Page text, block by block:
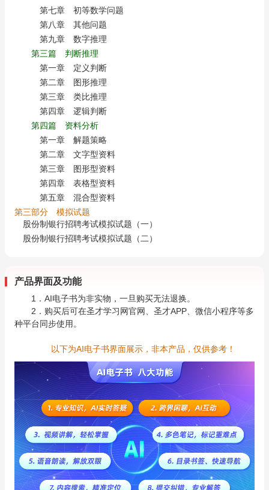
第七章 初等数学问题
第八章 其他问题
第九章 数字推理
第三篇 判断推理
第一章 定义判断
第二章 图形推理
第三章 类比推理
第四章 逻辑判断
第四篇 资料分析
第一章 解题策略
第二章 文字型资料
第三章 图形型资料
第四章 表格型资料
第五章 混合型资料
第三部分 模拟试题
股份制银行招聘考试模拟试题（一）
股份制银行招聘考试模拟试题（二）
产品界面及功能
1．AI电子书为非实物，一旦购买无法退换。
2．购买后可在圣才学习网官网、圣才APP、微信小程序等多
种平台同步使用。
以下为AI电子书界面展示，非本产品，仅供参考！